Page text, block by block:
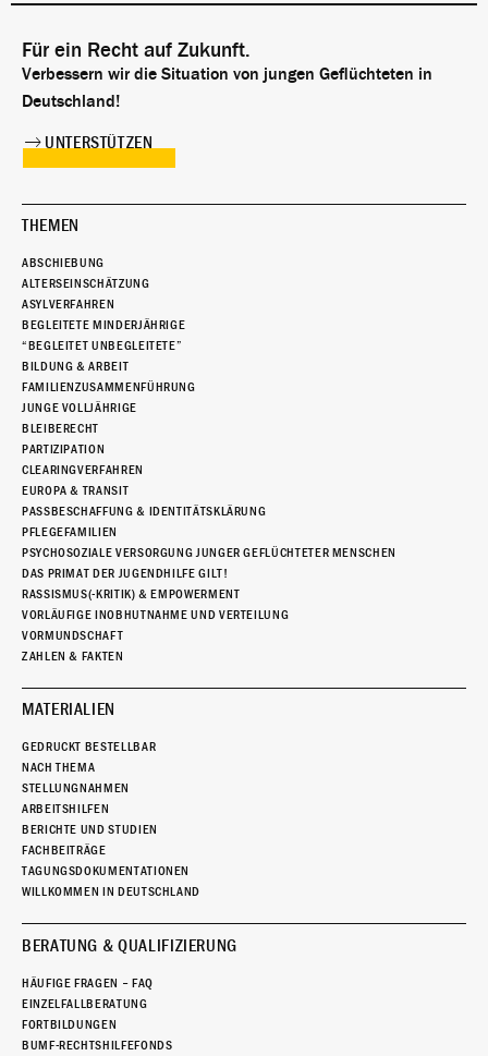
Für ein Recht auf Zukunft.
Verbessern wir die Situation von jungen Geflüchteten in
Deutschland!
UNTERSTÜTZEN
THEMEN
ABSCHIEBUNG
ALTERSEINSCHÄTZUNG
ASYLVERFAHREN
BEGLEITETE MINDERJÄHRIGE
“BEGLEITET UNBEGLEITETE”
BILDUNG & ARBEIT
FAMILIENZUSAMMENFÜHRUNG
JUNGE VOLLJÄHRIGE
BLEIBERECHT
PARTIZIPATION
CLEARINGVERFAHREN
EUROPA & TRANSIT
PASSBESCHAFFUNG & IDENTITÄTSKLÄRUNG
PFLEGEFAMILIEN
PSYCHOSOZIALE VERSORGUNG JUNGER GEFLÜCHTETER MENSCHEN
DAS PRIMAT DER JUGENDHILFE GILT!
RASSISMUS(-KRITIK) & EMPOWERMENT
VORLÄUFIGE INOBHUTNAHME UND VERTEILUNG
VORMUNDSCHAFT
ZAHLEN & FAKTEN
MATERIALIEN
GEDRUCKT BESTELLBAR
NACH THEMA
STELLUNGNAHMEN
ARBEITSHILFEN
BERICHTE UND STUDIEN
FACHBEITRÄGE
TAGUNGSDOKUMENTATIONEN
WILLKOMMEN IN DEUTSCHLAND
BERATUNG & QUALIFIZIERUNG
HÄUFIGE FRAGEN – FAQ
EINZELFALLBERATUNG
FORTBILDUNGEN
BUMF-RECHTSHILFEFONDS